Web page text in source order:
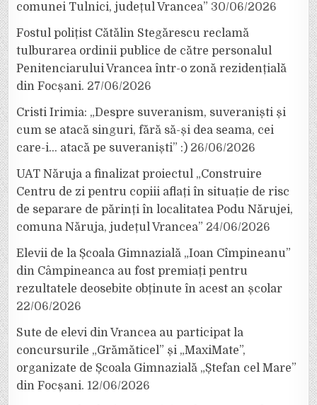
comunei Tulnici, județul Vrancea” 30/06/2026
Fostul polițist Cătălin Stegărescu reclamă
tulburarea ordinii publice de către personalul
Penitenciarului Vrancea într-o zonă rezidențială
din Focșani. 27/06/2026
Cristi Irimia: „Despre suveranism, suveraniști și
cum se atacă singuri, fără să-și dea seama, cei
care-i… atacă pe suveraniști” :) 26/06/2026
UAT Năruja a finalizat proiectul „Construire
Centru de zi pentru copiii aflați în situație de risc
de separare de părinți în localitatea Podu Nărujei,
comuna Năruja, județul Vrancea” 24/06/2026
Elevii de la Școala Gimnazială „Ioan Cîmpineanu”
din Câmpineanca au fost premiați pentru
rezultatele deosebite obținute în acest an școlar
22/06/2026
Sute de elevi din Vrancea au participat la
concursurile „Grămăticel” și „MaxiMate”,
organizate de Școala Gimnazială „Ștefan cel Mare”
din Focșani. 12/06/2026